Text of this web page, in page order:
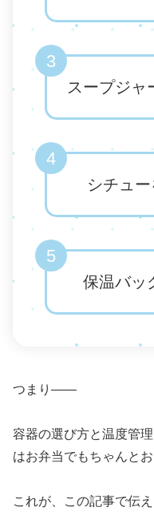
3
スープジャ
4
シチュ
5
保温バッ
つまり――
容器の選び方と温度管
はお弁当でもちゃんと
これが、この記事で伝